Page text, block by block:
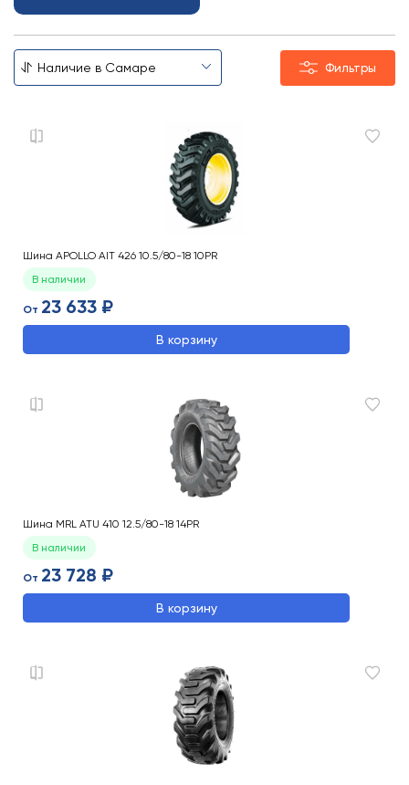
Фильтры
Шина APOLLO AIT 426 10.5/80-18 10PR
В наличии
От 23 633 ₽
В корзину
Шина MRL ATU 410 12.5/80-18 14PR
В наличии
От 23 728 ₽
В корзину